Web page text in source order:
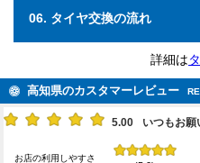
06. タイヤ交換の流れ
詳細は
高知県のカスタマーレビュー
5.00 いつもお
お店の利用しやすさ